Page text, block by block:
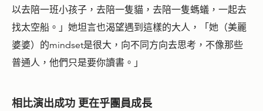
以去陪一班小孩子，去陪一隻貓，去陪一隻螞蟻，一起去
找太空船。」她坦言也渴望遇到這樣的大人，「她（美麗
婆婆）的mindset是很大，向不同方向去思考，不像那些
普通人，他們只是要你讀書。」
相比演出成功 更在乎團員成長